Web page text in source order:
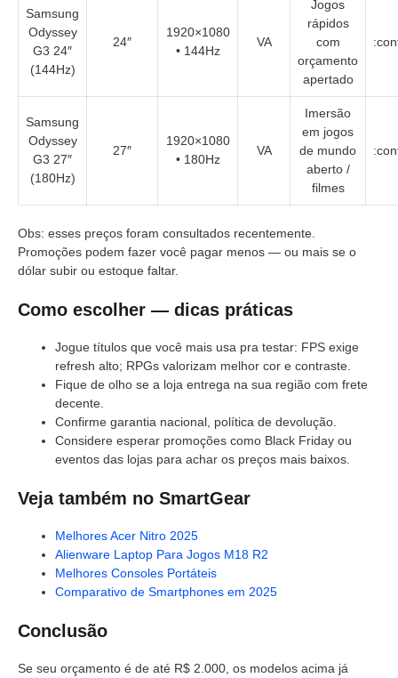
Samsung
Odyssey
G3 24″
(144Hz)
24″
1920×1080
• 144Hz
VA
Jogos
rápidos
com
orçamento
apertado
Samsung
Odyssey
G3 27″
(180Hz)
27″
1920×1080
• 180Hz
VA
Imersão
em jogos
de mundo
aberto /
filmes
Obs: esses preços foram consultados recentemente.
Promoções podem fazer você pagar menos — ou mais se o
dólar subir ou estoque faltar.
Como escolher — dicas práticas
Jogue títulos que você mais usa pra testar: FPS exige
refresh alto; RPGs valorizam melhor cor e contraste.
Fique de olho se a loja entrega na sua região com frete
decente.
Confirme garantia nacional, política de devolução.
Considere esperar promoções como Black Friday ou
eventos das lojas para achar os preços mais baixos.
Veja também no SmartGear
Melhores Acer Nitro 2025
Alienware Laptop Para Jogos M18 R2
Melhores Consoles Portáteis
Comparativo de Smartphones em 2025
Conclusão
Se seu orçamento é de até R$ 2.000, os modelos acima já